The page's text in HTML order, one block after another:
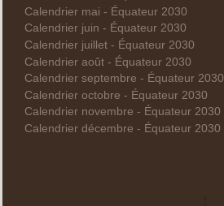
Calendrier mai - Équateur 2030
Calendrier juin - Équateur 2030
Calendrier juillet - Équateur 2030
Calendrier août - Équateur 2030
Calendrier septembre - Équateur 2030
Calendrier octobre - Équateur 2030
Calendrier novembre - Équateur 2030
Calendrier décembre - Équateur 2030